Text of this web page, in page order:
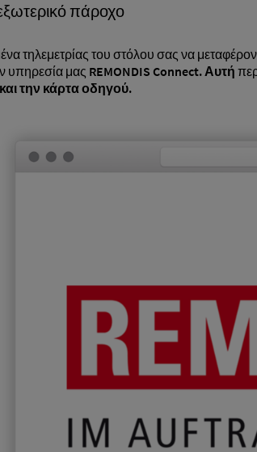
πάροχο
τηλεμετρίας του στόλου σας να
υπηρεσία μας REMONDIS Connect. Αυτή
την κάρτα οδηγού.